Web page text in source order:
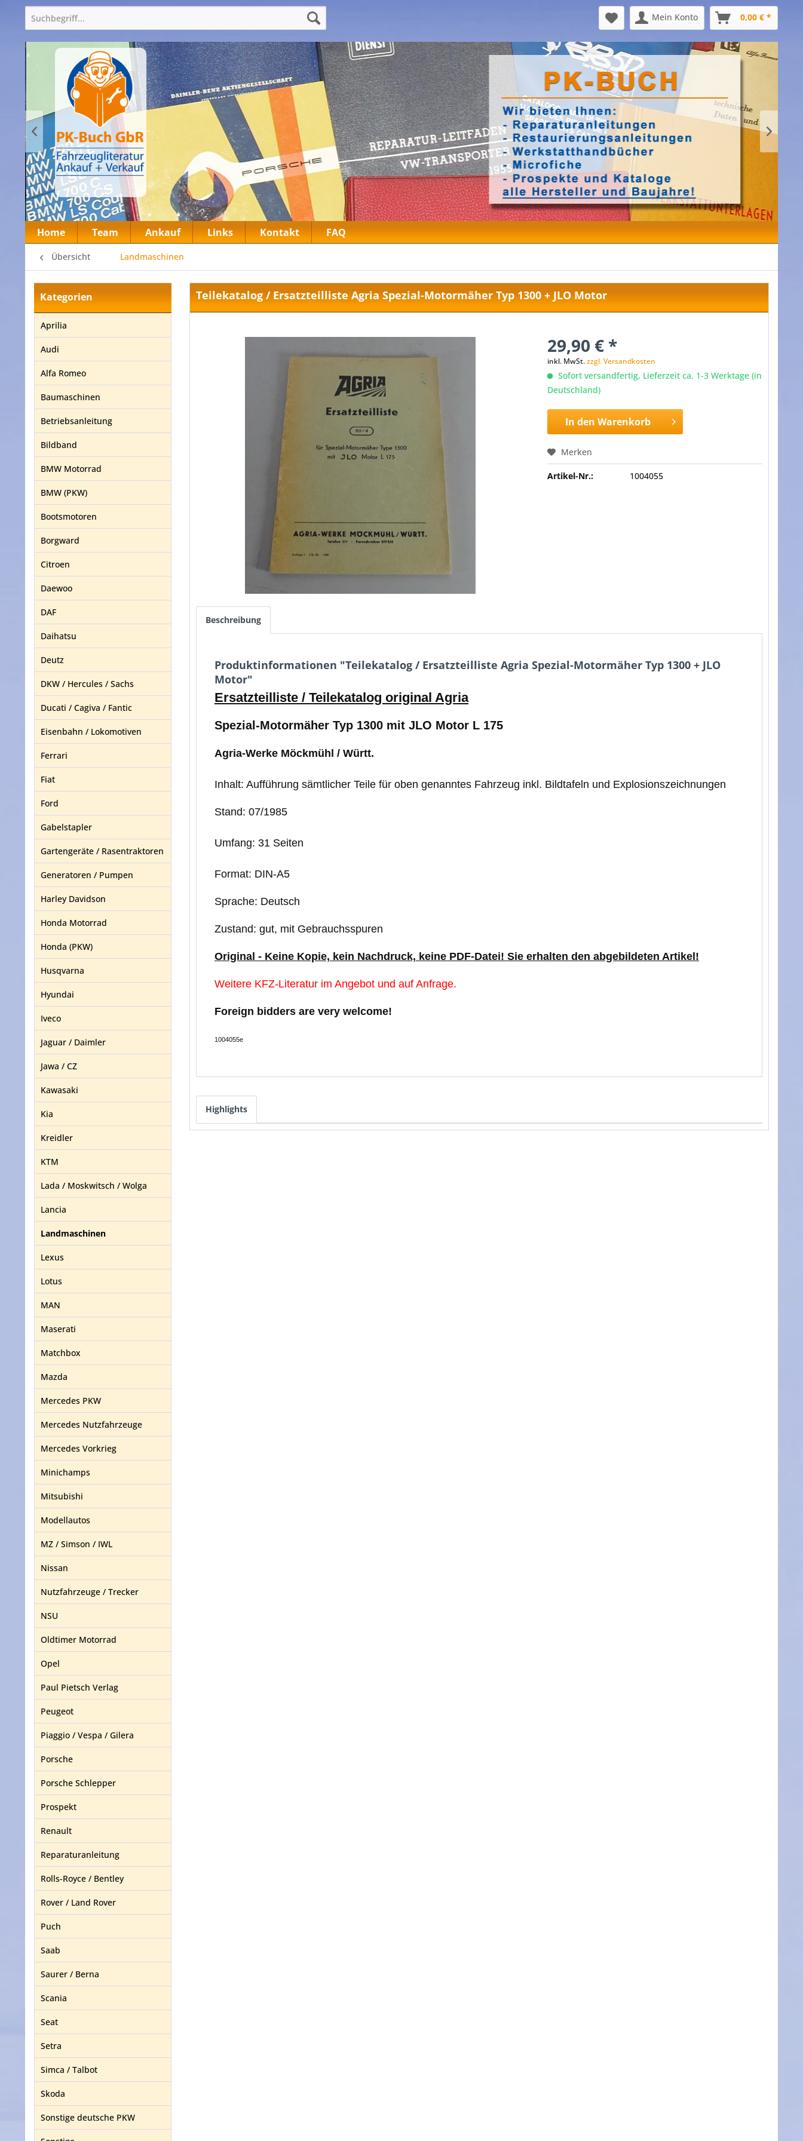
Mein Konto 0,00 € *
Home Team Ankauf Links Kontakt FAQ
Übersicht Landmaschinen
Kategorien
Aprilia
Audi
Alfa Romeo
Baumaschinen
Betriebsanleitung
Bildband
BMW Motorrad
BMW (PKW)
Bootsmotoren
Borgward
Citroen
Daewoo
DAF
Daihatsu
Deutz
DKW / Hercules / Sachs
Ducati / Cagiva / Fantic
Eisenbahn / Lokomotiven
Ferrari
Fiat
Ford
Gabelstapler
Gartengeräte / Rasentraktoren
Generatoren / Pumpen
Harley Davidson
Honda Motorrad
Honda (PKW)
Husqvarna
Hyundai
Iveco
Jaguar / Daimler
Jawa / CZ
Kawasaki
Kia
Kreidler
KTM
Lada / Moskwitsch / Wolga
Lancia
Landmaschinen
Lexus
Lotus
MAN
Maserati
Matchbox
Mazda
Mercedes PKW
Mercedes Nutzfahrzeuge
Mercedes Vorkrieg
Minichamps
Mitsubishi
Modellautos
MZ / Simson / IWL
Nissan
Nutzfahrzeuge / Trecker
NSU
Oldtimer Motorrad
Opel
Paul Pietsch Verlag
Peugeot
Piaggio / Vespa / Gilera
Porsche
Porsche Schlepper
Prospekt
Renault
Reparaturanleitung
Rolls-Royce / Bentley
Rover / Land Rover
Puch
Saab
Saurer / Berna
Scania
Seat
Setra
Simca / Talbot
Skoda
Sonstige deutsche PKW
Teilekatalog / Ersatzteilliste Agria Spezial-Motormäher Typ 1300 + JLO Motor
29,90 € *
inkl. MwSt.zzgl. Versandkosten
Sofort versandfertig, Lieferzeit ca. 1-3 Werktage (in
Deutschland)
In den Warenkorb
Merken
Artikel-Nr.: 1004055
Beschreibung
Produktinformationen "Teilekatalog / Ersatzteilliste Agria Spezial-Motormäher Typ 1300 + JLO
Motor"
Ersatzteilliste / Teilekatalog original Agria
Spezial-Motormäher Typ 1300 mit JLO Motor L 175
Agria-Werke Möckmühl / Württ.
Inhalt: Aufführung sämtlicher Teile für oben genanntes Fahrzeug inkl. Bildtafeln und Explosionszeichnungen
Stand: 07/1985
Umfang: 31 Seiten
Format: DIN-A5
Sprache: Deutsch
Zustand: gut, mit Gebrauchsspuren
Original - Keine Kopie, kein Nachdruck, keine PDF-Datei! Sie erhalten den abgebildeten Artikel!
Weitere KFZ-Literatur im Angebot und auf Anfrage.
Foreign bidders are very welcome!
1004055e
Highlights